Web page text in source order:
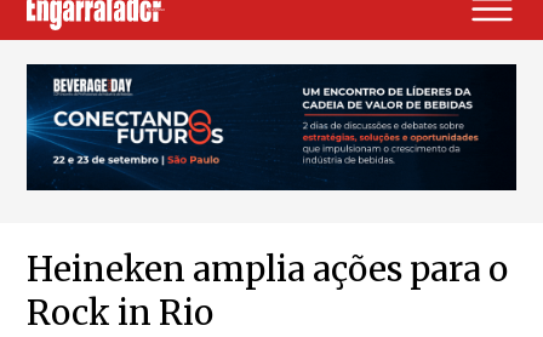
Heineken amplia ações para o
Rock in Rio